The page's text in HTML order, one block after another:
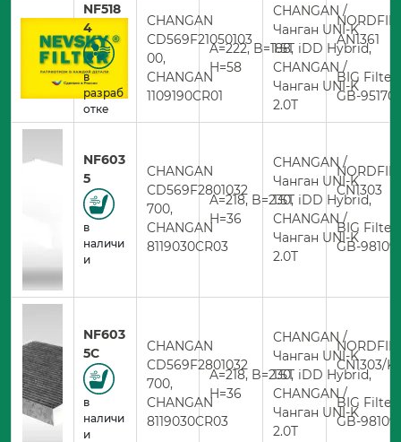
NF518
4
в
разраб
отке
CHANGAN
CD569F21050103
00,
CHANGAN
1109190CR01
A=222, B=188,
H=58
CHANGAN /
Чанган UNI-K
1.5T iDD Hybrid,
CHANGAN /
Чанган UNI-K
2.0T
NORDFIL
AN1361
BIG Filter
GB-95170
NF603
5
в
наличи
и
CHANGAN
CD569F2801032
700,
CHANGAN
8119030CR03
A=218, B=230,
H=36
CHANGAN /
Чанган UNI-K
1.5T iDD Hybrid,
CHANGAN /
Чанган UNI-K
2.0T
NORDFIL
CN1303
BIG Filter
GB-
NF603
5C
в
наличи
и
CHANGAN
CD569F2801032
700,
CHANGAN
8119030CR03
A=218, B=230,
H=36
CHANGAN /
Чанган UNI-K
1.5T iDD Hybrid,
CHANGAN /
Чанган UNI-K
2.0T
NORDFIL
CN1303/K
BIG Filter
GB-